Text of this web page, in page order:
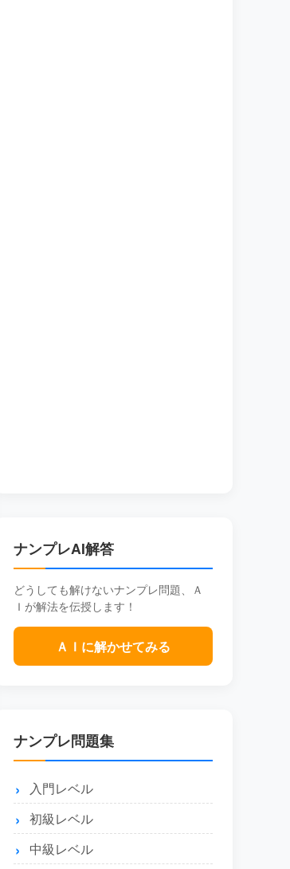
ナンプレAI解答
どうしても解けないナンプレ問題、Ａ
Ｉが解法を伝授します！
ＡＩに解かせてみる
ナンプレ問題集
入門レベル
初級レベル
中級レベル